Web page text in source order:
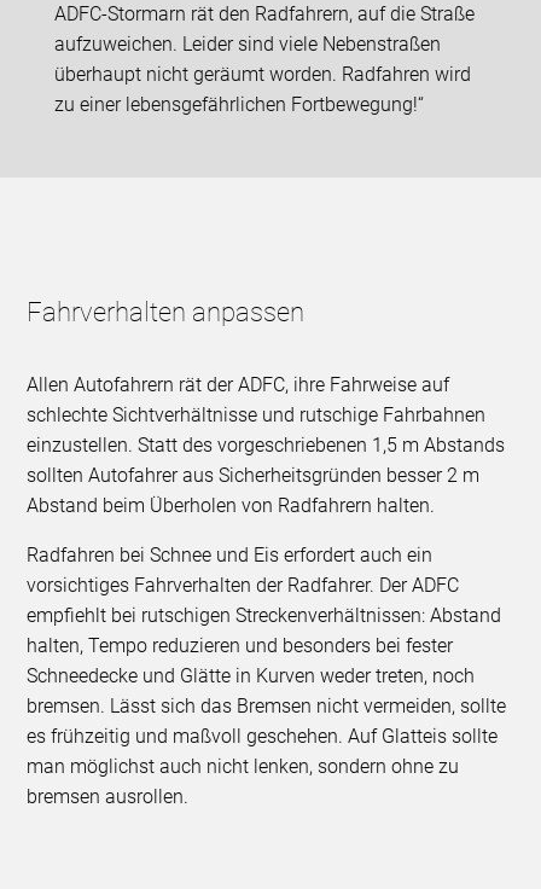
ADFC-Stormarn rät den Radfahrern, auf die Straße
aufzuweichen. Leider sind viele Nebenstraßen
überhaupt nicht geräumt worden. Radfahren wird
zu einer lebensgefährlichen Fortbewegung!“
Fahrverhalten anpassen
Allen Autofahrern rät der ADFC, ihre Fahrweise auf
schlechte Sichtverhältnisse und rutschige Fahrbahnen
einzustellen. Statt des vorgeschriebenen 1,5 m Abstands
sollten Autofahrer aus Sicherheitsgründen besser 2 m
Abstand beim Überholen von Radfahrern halten.
Radfahren bei Schnee und Eis erfordert auch ein
vorsichtiges Fahrverhalten der Radfahrer. Der ADFC
empfiehlt bei rutschigen Streckenverhältnissen: Abstand
halten, Tempo reduzieren und besonders bei fester
Schneedecke und Glätte in Kurven weder treten, noch
bremsen. Lässt sich das Bremsen nicht vermeiden, sollte
es frühzeitig und maßvoll geschehen. Auf Glatteis sollte
man möglichst auch nicht lenken, sondern ohne zu
bremsen ausrollen.